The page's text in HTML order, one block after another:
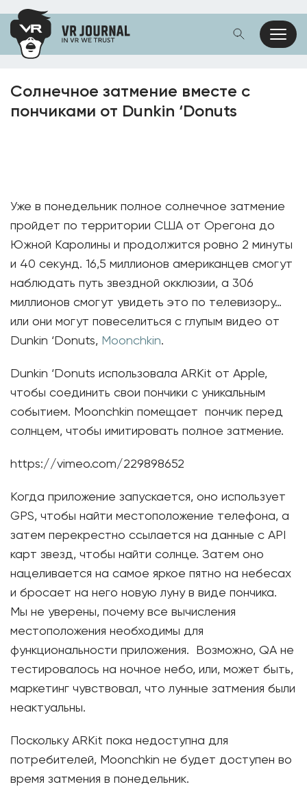
Солнечное затмение вместе с
пончиками от Dunkin ‘Donuts
Уже в понедельник полное солнечное затмение
пройдет по территории США от Орегона до
Южной Каролины и продолжится ровно 2 минуты
и 40 секунд. 16,5 миллионов американцев смогут
наблюдать путь звездной окклюзии, а 306
миллионов смогут увидеть это по телевизору…
или они могут повеселиться с глупым видео от
Dunkin ‘Donuts, Moonchkin.
Dunkin ‘Donuts использовала ARKit от Apple,
чтобы соединить свои пончики с уникальным
событием. Moonchkin помещает пончик перед
солнцем, чтобы имитировать полное затмение.
https://vimeo.com/229898652
Когда приложение запускается, оно использует
GPS, чтобы найти местоположение телефона, а
затем перекрестно ссылается на данные с API
карт звезд, чтобы найти солнце. Затем оно
нацеливается на самое яркое пятно на небесах
и бросает на него новую луну в виде пончика.
Мы не уверены, почему все вычисления
местоположения необходимы для
функциональности приложения. Возможно, QA не
тестировалось на ночное небо, или, может быть,
маркетинг чувствовал, что лунные затмения были
неактуальны.
Поскольку ARKit пока недоступна для
потребителей, Moonchkin не будет доступен во
время затмения в понедельник.